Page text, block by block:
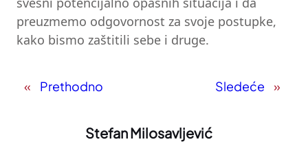
preuzmemo odgovornost za svoje postupke,
kako bismo zaštitili sebe i druge.
« Prethodno Sledeće »
Stefan Milosavljević